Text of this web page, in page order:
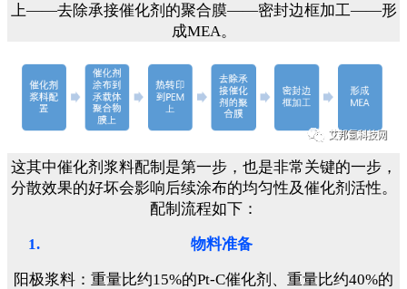
上——去除承接催化剂的聚合膜——密封边框加工——形
成MEA。
这其中催化剂浆料配制是第一步，也是非常关键的一步，
分散效果的好坏会影响后续涂布的均匀性及催化剂活性。
配制流程如下：
物料准备
阳极浆料：重量比约15%的Pt-C催化剂、重量比约40%的